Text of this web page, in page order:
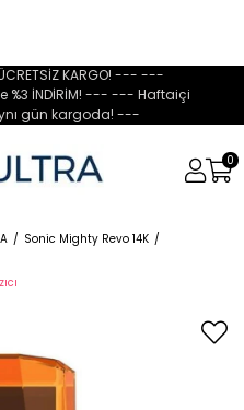
KARGO! --- ---
%3 İNDİRİM! --- --- Haftaiçi
gün kargoda! ---
0
Sonic Mighty Revo 14K